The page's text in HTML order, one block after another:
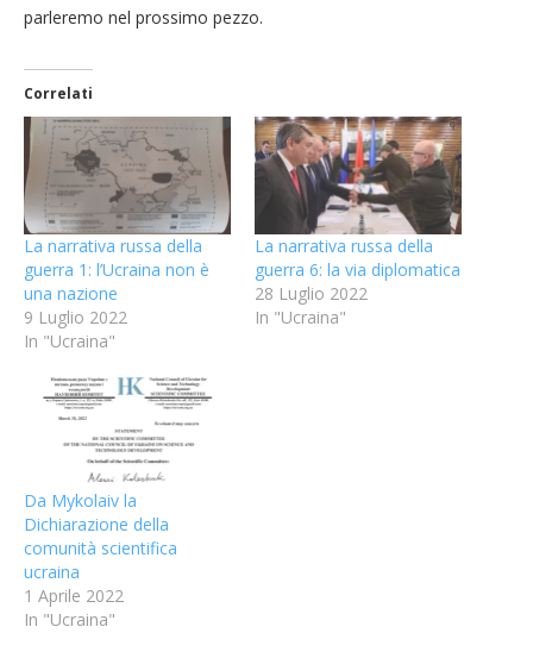
parleremo nel prossimo pezzo.
Correlati
La narrativa russa della
guerra 1: l’Ucraina non è
una nazione
9 Luglio 2022
In "Ucraina"
La narrativa russa della
guerra 6: la via diplomatica
28 Luglio 2022
In "Ucraina"
Da Mykolaiv la
Dichiarazione della
comunità scientifica
ucraina
1 Aprile 2022
In "Ucraina"